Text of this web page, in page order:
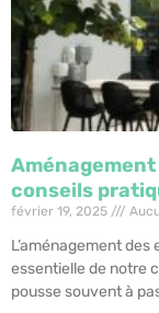
conseils
février 19, 2025
L’aménagement
essentielle de notre
pousse souvent à